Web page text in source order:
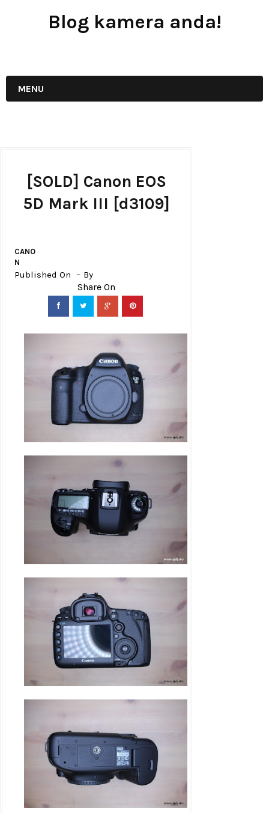
Blog kamera anda!
MENU
[SOLD] Canon EOS
5D Mark III [d3109]
CANO
N
Published On By